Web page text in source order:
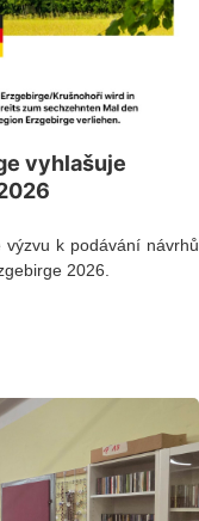
vyhlašuje
výzvu k podávání návrhů
2026.